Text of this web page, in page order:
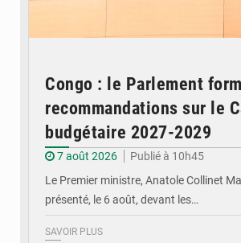
Congo : le Parlement
recommandations sur le
budgétaire 2027-2029
7 août 2026
Publié à 10h45
Le Premier ministre, Anatole Collinet
présenté, le 6 août, devant les…
SAVOIR PLUS